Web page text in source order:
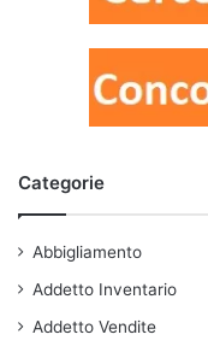
Categorie
Abbigliamento
Addetto Inventario
Addetto Vendite